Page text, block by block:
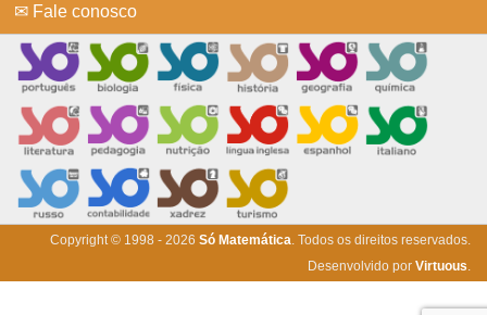
✉ Fale conosco
Copyright © 1998 - 2026 Só Matemática. Todos os direitos reservados.
Desenvolvido por Virtuous.